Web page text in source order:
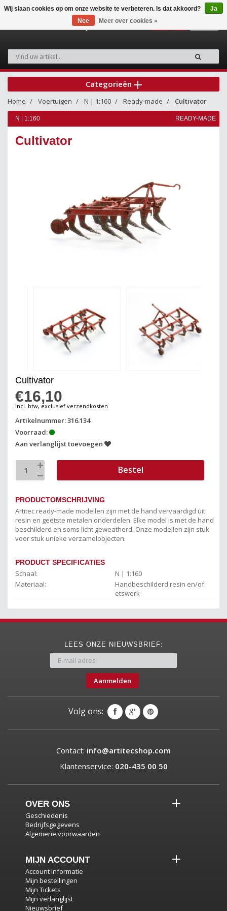
Categorieën
Home Voertuigen N | 1:160 Ready-made Cultivator
N | 1:160 READY-MADE
Cultivator
Cultivator
€16,10
Incl. btw, exclusief verzendkosten
Artikelnummer: 316.134
Voorraad:
Aan verlanglijst toevoegen
Bestel
PRODUCTOMSCHRIJVING
Artitec ready-made modellen zijn met de hand vervaardigd uit
resin en geëtste metalen onderdelen. Elke model is met de hand
beschilderd en soms licht geweatherd. Onze modellen zijn stuk
voor stuk unieke verzamelobjecten.
PRODUCT SPECIFICATIES
Schaal:
N | 1:160
Materiaal:
Handbeschilderd resin en/of
etswerk
LEES ONZE NIEUWSBRIEF:
Aanmelden
Volg ons:
Contact: info@artitecshop.com
Klantenservice: 020-435 00 50
OVER ONS
Geschiedenis
Bedrijfsgegevens
Algemene voorwaarden
MIJN ACCOUNT
Account informatie
Mijn bestellingen
Mijn Tickets
Mijn verlanglijst
Nieuwsbrief
Wij slaan cookies op om onze website te verbeteren. Is dat akkoord?
Ja
Nee
Meer over cookies »